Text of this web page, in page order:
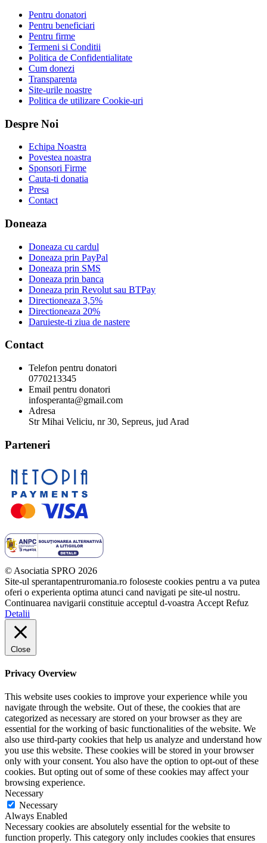
Pentru donatori
Pentru beneficiari
Pentru firme
Termeni si Conditii
Politica de Confidentialitate
Cum donezi
Transparenta
Site-urile noastre
Politica de utilizare Cookie-uri
Despre Noi
Echipa Noastra
Povestea noastra
Sponsori Firme
Cauta-ti donatia
Presa
Contact
Doneaza
Doneaza cu cardul
Doneaza prin PayPal
Doneaza prin SMS
Doneaza prin banca
Doneaza prin Revolut sau BTPay
Directioneaza 3,5%
Directioneaza 20%
Daruieste-ti ziua de nastere
Contact
Telefon pentru donatori
0770213345
Email pentru donatori
infosperanta@gmail.com
Adresa
Str Mihai Veliciu, nr 30, Sepreus, jud Arad
Parteneri
© Asociatia SPRO 2026
Site-ul sperantapentruromania.ro foloseste cookies pentru a va putea
oferi o experienta optima atunci cand navigati pe site-ul nostru.
Continuarea navigarii constituie acceptul d-voastra Accept Refuz
Detalii
Close
Privacy Overview
This website uses cookies to improve your experience while you
navigate through the website. Out of these, the cookies that are
categorized as necessary are stored on your browser as they are
essential for the working of basic functionalities of the website. We
also use third-party cookies that help us analyze and understand how
you use this website. These cookies will be stored in your browser
only with your consent. You also have the option to opt-out of these
cookies. But opting out of some of these cookies may affect your
browsing experience.
Necessary
Necessary
Always Enabled
Necessary cookies are absolutely essential for the website to
function properly. This category only includes cookies that ensures